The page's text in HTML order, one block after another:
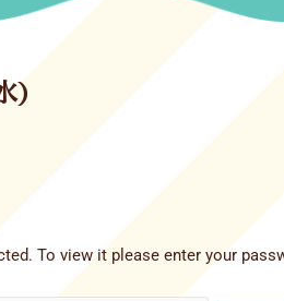
)
To view it please enter your